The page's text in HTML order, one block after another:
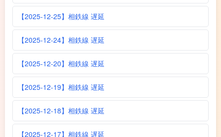
【2025-12-25】相鉄線 遅延
【2025-12-24】相鉄線 遅延
【2025-12-20】相鉄線 遅延
【2025-12-19】相鉄線 遅延
【2025-12-18】相鉄線 遅延
【2025-12-17】相鉄線 遅延